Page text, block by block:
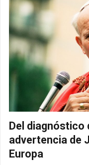
Del diagnóstico
advertencia de
Europa